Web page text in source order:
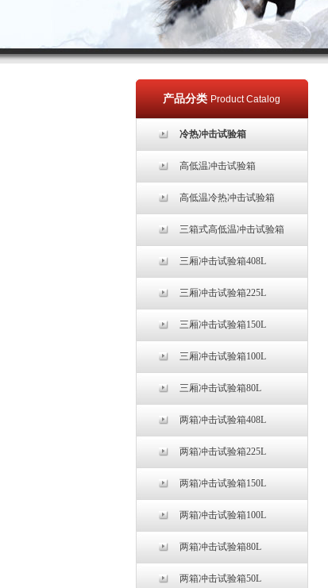
产品分类 Product Catalog
冷热冲击试验箱
高低温冲击试验箱
高低温冷热冲击试验箱
三箱式高低温冲击试验箱
三厢冲击试验箱408L
三厢冲击试验箱225L
三厢冲击试验箱150L
三厢冲击试验箱100L
三厢冲击试验箱80L
两箱冲击试验箱408L
两箱冲击试验箱225L
两箱冲击试验箱150L
两箱冲击试验箱100L
两箱冲击试验箱80L
两箱冲击试验箱50L